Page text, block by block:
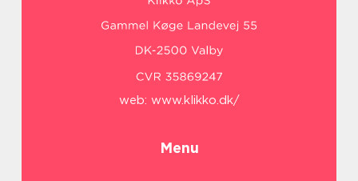
web: www.klikko.dk/
Menu